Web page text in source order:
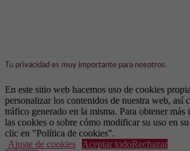
Tu privacidad es muy importante para nosotros.
En este sitio web hacemos uso de cookies
personalizar los contenidos de nuestra web, así
tráfico generado en la misma. Para obtener
las cookies o sobre cómo modificar su uso en
clic en "Política de cookies".
Ajuste de cookies
Aceptar todoRechazar